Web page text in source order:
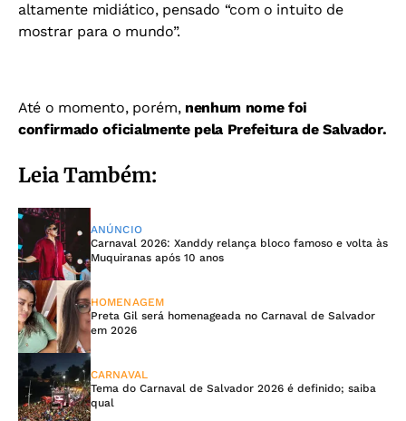
altamente midiático, pensado “com o intuito de
mostrar para o mundo”.
Até o momento, porém, nenhum nome foi
confirmado oficialmente pela Prefeitura de Salvador.
Leia Também:
ANÚNCIO
Carnaval 2026: Xanddy relança bloco famoso e volta às
Muquiranas após 10 anos
HOMENAGEM
Preta Gil será homenageada no Carnaval de Salvador
em 2026
CARNAVAL
Tema do Carnaval de Salvador 2026 é definido; saiba
qual